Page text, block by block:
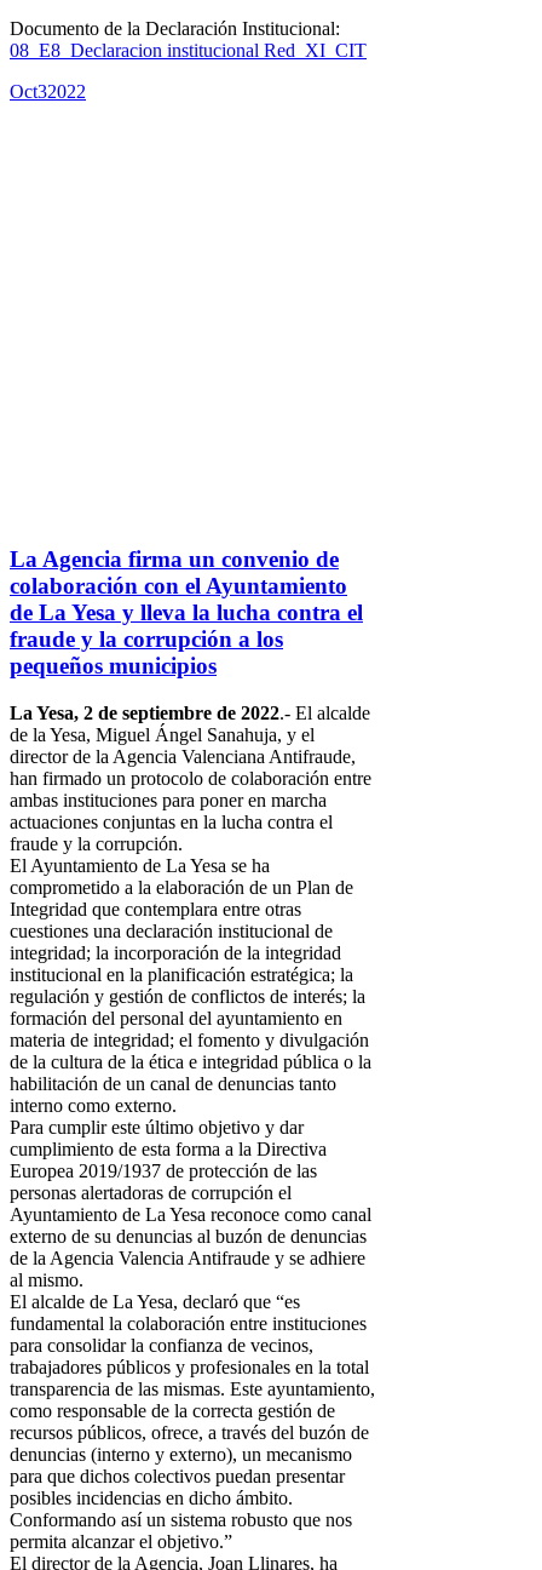
Documento de la Declaración Institucional:
08_E8_Declaracion institucional Red_XI_CIT
Oct32022
La Agencia firma un convenio de
colaboración con el Ayuntamiento
de La Yesa y lleva la lucha contra el
fraude y la corrupción a los
pequeños municipios
La Yesa, 2 de septiembre de 2022.- El alcalde
de la Yesa, Miguel Ángel Sanahuja, y el
director de la Agencia Valenciana Antifraude,
han firmado un protocolo de colaboración entre
ambas instituciones para poner en marcha
actuaciones conjuntas en la lucha contra el
fraude y la corrupción.
El Ayuntamiento de La Yesa se ha
comprometido a la elaboración de un Plan de
Integridad que contemplara entre otras
cuestiones una declaración institucional de
integridad; la incorporación de la integridad
institucional en la planificación estratégica; la
regulación y gestión de conflictos de interés; la
formación del personal del ayuntamiento en
materia de integridad; el fomento y divulgación
de la cultura de la ética e integridad pública o la
habilitación de un canal de denuncias tanto
interno como externo.
Para cumplir este último objetivo y dar
cumplimiento de esta forma a la Directiva
Europea 2019/1937 de protección de las
personas alertadoras de corrupción el
Ayuntamiento de La Yesa reconoce como canal
externo de su denuncias al buzón de denuncias
de la Agencia Valencia Antifraude y se adhiere
al mismo.
El alcalde de La Yesa, declaró que “es
fundamental la colaboración entre instituciones
para consolidar la confianza de vecinos,
trabajadores públicos y profesionales en la total
transparencia de las mismas. Este ayuntamiento,
como responsable de la correcta gestión de
recursos públicos, ofrece, a través del buzón de
denuncias (interno y externo), un mecanismo
para que dichos colectivos puedan presentar
posibles incidencias en dicho ámbito.
Conformando así un sistema robusto que nos
permita alcanzar el objetivo.”
El director de la Agencia, Joan Llinares, ha